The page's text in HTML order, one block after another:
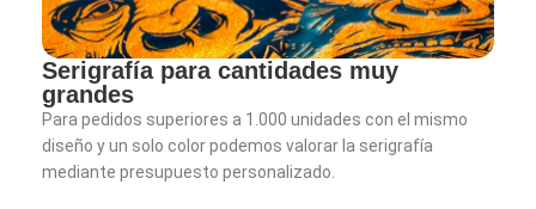
Serigrafía para cantidades muy
grandes
Para pedidos superiores a 1.000 unidades con el mismo
diseño y un solo color podemos valorar la serigrafía
mediante presupuesto personalizado.